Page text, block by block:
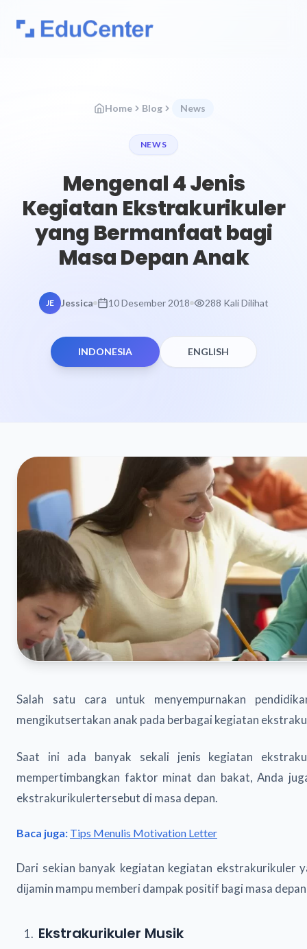
Home Blog News
NEWS
Mengenal 4 Jenis
Kegiatan Ekstrakurikuler
yang Bermanfaat bagi
Masa Depan Anak
JE Jessica 10 Desember 2018 288 Kali Dilihat
INDONESIA ENGLISH
Salah satu cara untuk menyempurnakan
mengikutsertakan anak pada berbagai kegiatan
Saat ini ada banyak sekali jenis kegiatan
mempertimbangkan faktor minat dan bakat, Anda
ekstrakurikulertersebut di masa depan.
Baca juga: Tips Menulis Motivation Letter
Dari sekian banyak kegiatan kegiatan ekstrakurikuler
dijamin mampu memberi dampak positif bagi masa
Ekstrakurikuler Musik